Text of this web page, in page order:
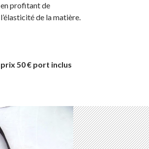
en profitant de
l’élasticité de la matière.
prix 50 € port inclus